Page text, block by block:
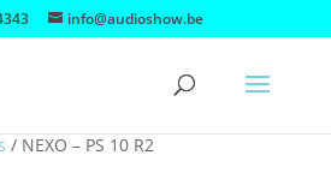
info@audioshow.be
/ NEXO – PS 10 R2